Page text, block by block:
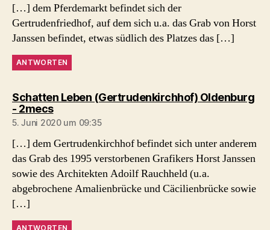
[…] dem Pferdemarkt befindet sich der
Gertrudenfriedhof, auf dem sich u.a. das Grab von Horst
Janssen befindet, etwas südlich des Platzes das […]
ANTWORTEN
Schatten Leben (Gertrudenkirchhof) Oldenburg
- 2mecssagt:
5. Juni 2020 um 09:35
[…] dem Gertrudenkirchhof befindet sich unter anderem
das Grab des 1995 verstorbenen Grafikers Horst Janssen
sowie des Architekten Adoilf Rauchheld (u.a.
abgebrochene Amalienbrücke und Cäcilienbrücke sowie
[…]
ANTWORTEN